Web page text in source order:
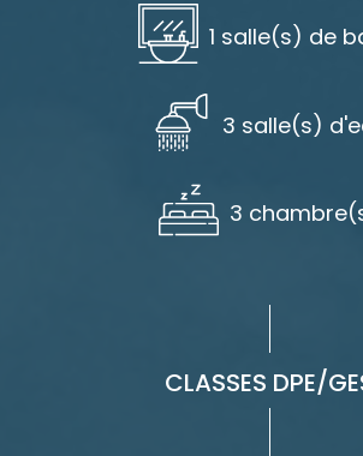
1 salle(s) de
3 salle(s)
3
CLASSES DPE/